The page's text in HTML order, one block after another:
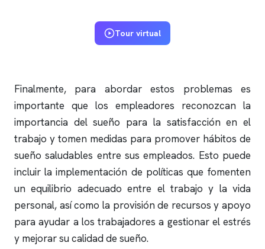
Tour virtual
Finalmente, para abordar estos problemas es
importante que los empleadores reconozcan la
importancia del sueño para la satisfacción en el
trabajo y tomen medidas para promover hábitos de
sueño saludables entre sus empleados. Esto puede
incluir la implementación de políticas que fomenten
un equilibrio adecuado entre el trabajo y la vida
personal, así como la provisión de recursos y apoyo
para ayudar a los trabajadores a gestionar el estrés
y mejorar su calidad de sueño.